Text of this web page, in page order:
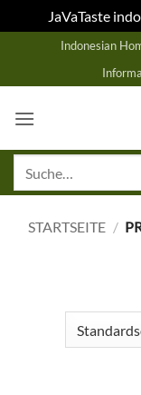
JaVaTaste
springen
Indonesian
STARTSEITE /